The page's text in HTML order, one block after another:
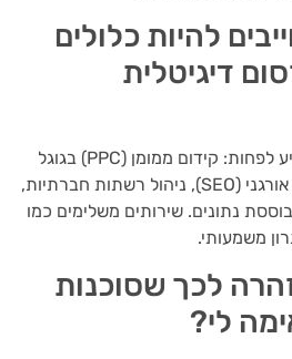
להיות כלולים
דיגיטלית
סוכנות רצינית חייבת להציע לפחות: קידום ממומן (PPC) בגוגל
וברשתות חברתיות, קידום אורגני (SEO), ניהול רשתות חברתיות,
נתונים. שירותים משלימים כמו
לכך שסוכנות
לי?